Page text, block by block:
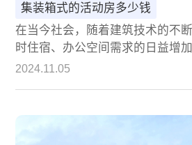
集装箱式的活动房多少钱
在当今社会，随着建筑技术的不
时住宿、办公空间需求的日益增
作为一种便捷、灵活的建筑形式
具备极高的性价比，因此被广泛
舍、办公室、商业展示、民宿等
2024.11.05